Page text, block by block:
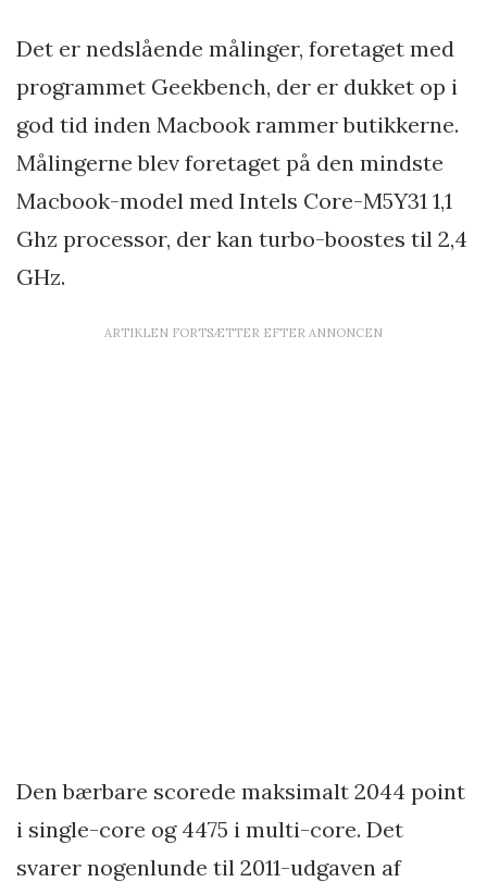
Det er nedslående målinger, foretaget med
programmet Geekbench, der er dukket op i
god tid inden Macbook rammer butikkerne.
Målingerne blev foretaget på den mindste
Macbook-model med Intels Core-M5Y31 1,1
Ghz processor, der kan turbo-boostes til 2,4
GHz.
ARTIKLEN FORTSÆTTER EFTER ANNONCEN
Den bærbare scorede maksimalt 2044 point
i single-core og 4475 i multi-core. Det
svarer nogenlunde til 2011-udgaven af